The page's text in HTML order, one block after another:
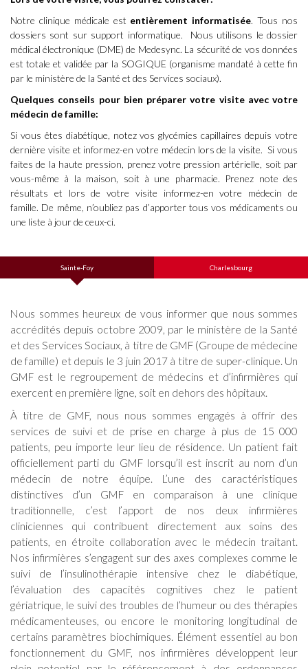
Notre clinique médicale est entièrement informatisée. Tous nos
dossiers sont sur support informatique. Nous utilisons le dossier
médical électronique (DME) de Medesync. La sécurité de vos données
est totale et validée par la SOGIQUE (organisme mandaté à cette fin
par le ministère de la Santé et des Services sociaux).
Quelques conseils pour bien préparer votre visite avec votre
médecin de famille:
Si vous êtes diabétique, notez vos glycémies capillaires depuis votre
dernière visite et informez-en votre médecin lors de la visite. Si vous
faites de la haute pression, prenez votre pression artérielle, soit par
vous-même à la maison, soit à une pharmacie. Prenez note des
résultats et lors de votre visite informez-en votre médecin de
famille. De même, n’oubliez pas d’apporter tous vos médicaments ou
une liste à jour de ceux-ci.
Sainte-Foy Charlesbourg
Nous sommes heureux de vous informer que nous sommes
accrédités depuis octobre 2009, par le ministère de la Santé
et des Services Sociaux, à titre de GMF (Groupe de médecine
de famille) et depuis le 3 juin 2017 à titre de super-clinique. Un
GMF est le regroupement de médecins et d’infirmières qui
exercent en première ligne, soit en dehors des hôpitaux.
À titre de GMF, nous nous sommes engagés à offrir des
services de suivi et de prise en charge à plus de 15 000
patients, peu importe leur lieu de résidence. Un patient fait
officiellement parti du GMF lorsqu’il est inscrit au nom d’un
médecin de notre équipe. L’une des caractéristiques
distinctives d’un GMF en comparaison à une clinique
traditionnelle, c’est l’apport de nos deux infirmières
cliniciennes qui contribuent directement aux soins des
patients, en étroite collaboration avec le médecin traitant.
Nos infirmières s’engagent sur des axes complexes comme le
suivi de l’insulinothérapie intensive chez le diabétique,
l’évaluation des capacités cognitives chez le patient
gériatrique, le suivi des troubles de l’humeur ou des thérapies
médicamenteuses, ou encore le monitoring longitudinal de
certains paramètres biochimiques. Élément essentiel au bon
fonctionnement du GMF, nos infirmières développent leur